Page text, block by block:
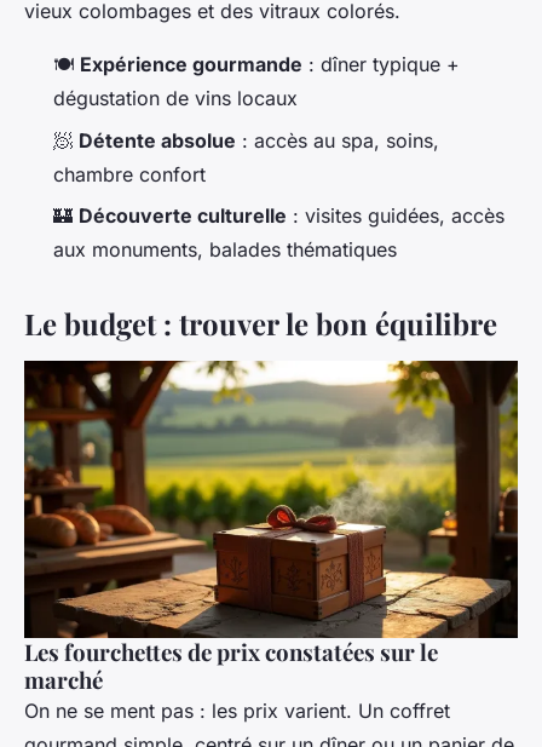
vieux colombages et des vitraux colorés.
🍽️ Expérience gourmande : dîner typique +
dégustation de vins locaux
🧖 Détente absolue : accès au spa, soins,
chambre confort
🏰 Découverte culturelle : visites guidées, accès
aux monuments, balades thématiques
Le budget : trouver le bon équilibre
Les fourchettes de prix constatées sur le
marché
On ne se ment pas : les prix varient. Un coffret